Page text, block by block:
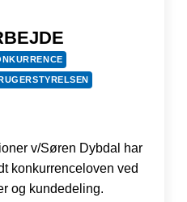
v/Søren Dybdal har
konkurrenceloven ved
og kundedeling.